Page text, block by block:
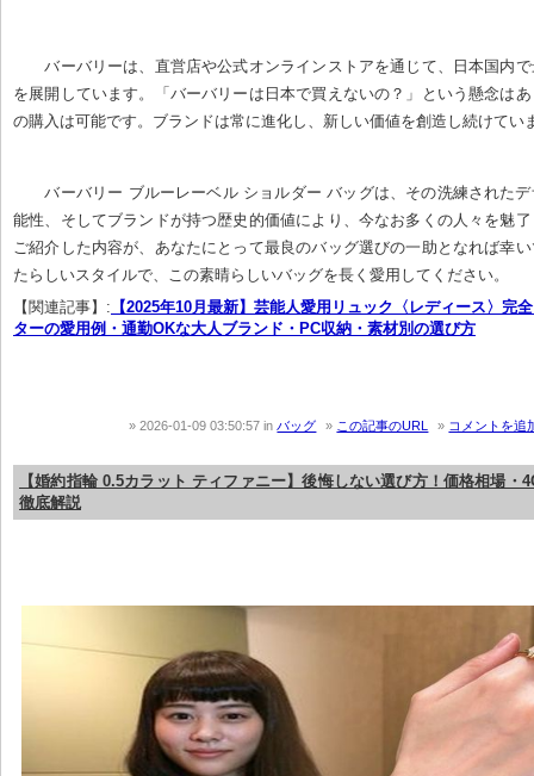
バーバリーは、直営店や公式オンラインストアを通じて、日本国内
を展開しています。「バーバリーは日本で買えないの？」という懸念は
の購入は可能です。ブランドは常に進化し、新しい価値を創造し続けてい
バーバリー ブルーレーベル ショルダー バッグは、その洗練された
能性、そしてブランドが持つ歴史的価値により、今なお多くの人々を魅
ご紹介した内容が、あなたにとって最良のバッグ選びの一助となれば幸
たらしいスタイルで、この素晴らしいバッグを長く愛用してください。
【関連記事】: 【2025年10月最新】芸能人愛用リュック〈レディース〉完
ターの愛用例・通勤OKな大人ブランド・PC収納・素材別の選び方
2026-01-09 03:50:57inバッグ この記事のURL コメントを追
【婚約指輪 0.5カラット ティファニー】後悔しない選び方！価格相場・
徹底解説